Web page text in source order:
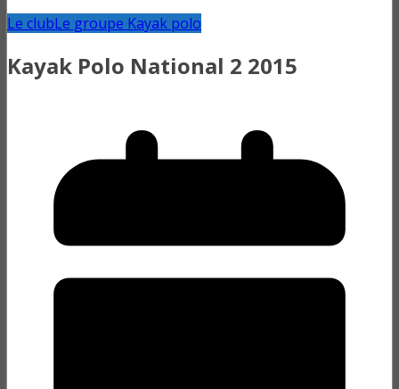
Le clubLe groupe Kayak polo
Kayak Polo National 2 2015